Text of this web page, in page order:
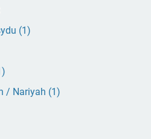
(1)
/ Nariyah (1)